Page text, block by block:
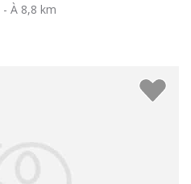
- À 8,8 km